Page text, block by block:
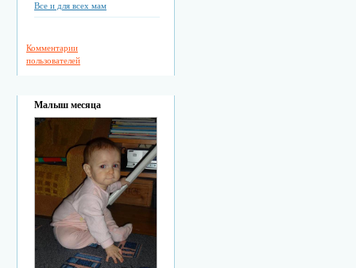
Все и для всех мам
Комментарии
пользователей
Малыш месяца